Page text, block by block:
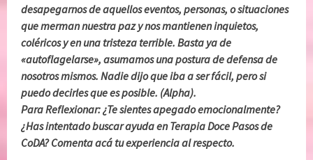
desapegarnos de aquellos eventos, personas, o situaciones
que merman nuestra paz y nos mantienen inquietos,
coléricos y en una tristeza terrible. Basta ya de
«autoflagelarse», asumamos una postura de defensa de
nosotros mismos. Nadie dijo que iba a ser fácil, pero si
puedo decirles que es posible. (Alpha).
Para Reflexionar: ¿Te sientes apegado emocionalmente?
¿Has intentado buscar ayuda en Terapia Doce Pasos de
CoDA? Comenta acá tu experiencia al respecto.